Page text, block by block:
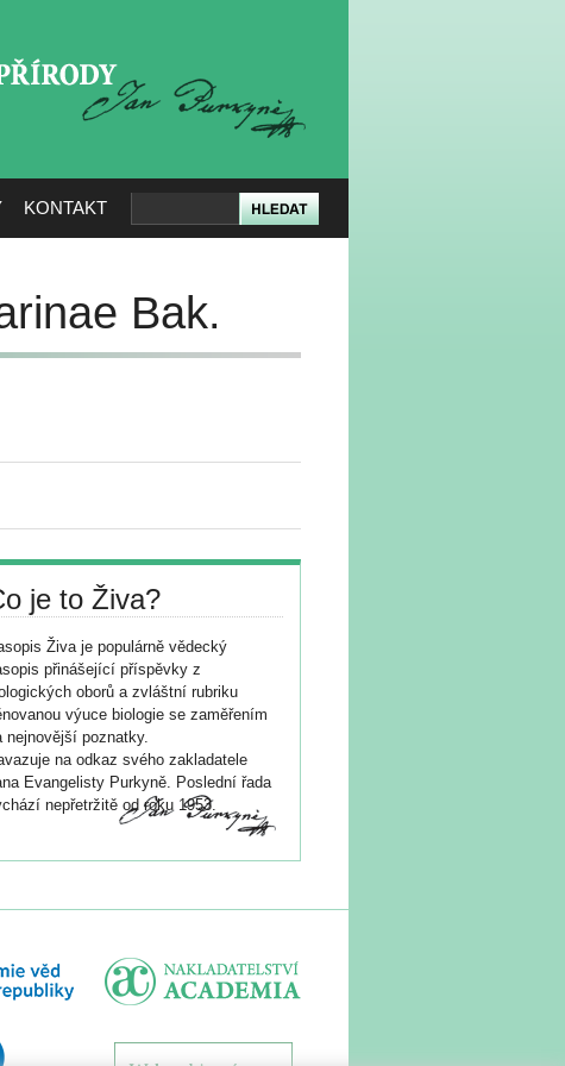
KONTAKT
Bak.
je to Živa?
Živa je populárně vědecký
přinášející příspěvky z
oborů a zvláštní rubriku
výuce biologie se zaměřením
nejnovější poznatky.
na odkaz svého zakladatele
Evangelisty Purkyně. Poslední řada
nepřetržitě od roku 1953.